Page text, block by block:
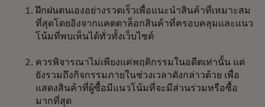
ฝึกฝนตนเองอย่างรวดเร็วเพื่อแนะนำสินค้าที่เหมาะสม
ที่สุดโดยอิงจากแคตตาล็อกสินค้าที่ครอบคลุมและแนว
โน้มที่พบเห็นได้ทั่วทั้งเว็บไซต์
ควรพิจารณาไม่เพียงแค่พฤติกรรมในอดีตเท่านั้น แต่
ยังรวมถึงกิจกรรมภายในช่วงเวลาดังกล่าวด้วย เพื่อ
แสดงสินค้าที่ผู้ซื้อมีแนวโน้มที่จะมีส่วนร่วมหรือซื้อ
มากที่สุด